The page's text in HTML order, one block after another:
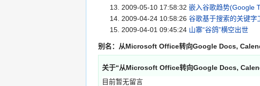
2009-05-10 17:58:32 嵌入谷歌趋势(Google
2009-04-24 10:58:26 谷歌基于搜索的关键字
2009-04-01 09:45:24 山寨“谷鸽”横空出世
别名： 从Microsoft Office转向Google Docs,
关于“从Microsoft Office转向Google Docs,
目前暂无留言